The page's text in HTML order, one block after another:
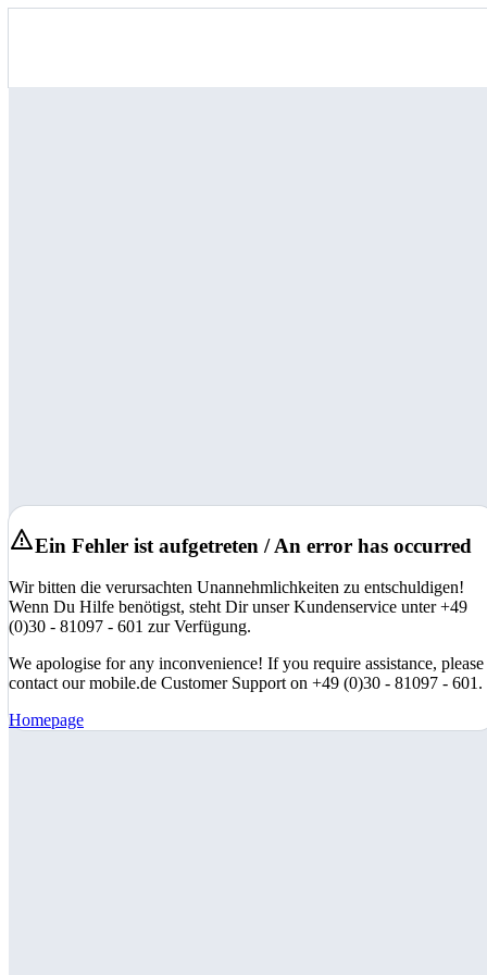
Ein Fehler ist aufgetreten / An error has occurred
Wir bitten die verursachten Unannehmlichkeiten zu entschuldigen!
Wenn Du Hilfe benötigst, steht Dir unser Kundenservice unter +49
(0)30 - 81097 - 601 zur Verfügung.
We apologise for any inconvenience! If you require assistance, please
contact our mobile.de Customer Support on +49 (0)30 - 81097 - 601.
Homepage